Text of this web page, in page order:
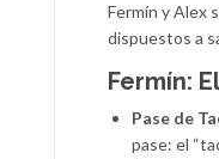
Fermín y Alex
dispuestos a
Fermín:
Pase de
pase: el